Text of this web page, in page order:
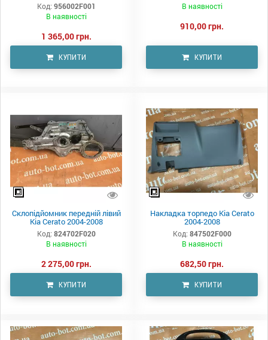
Код: 956002F001
В наявності
1 365,00 грн.
КУПИТИ
В наявності
910,00 грн.
КУПИТИ
Склопідйомник передній лівий
Kia Cerato 2004-2008
Код: 824702F020
В наявності
2 275,00 грн.
КУПИТИ
Накладка торпедо Kia Cerato
2004-2008
Код: 847502F000
В наявності
682,50 грн.
КУПИТИ